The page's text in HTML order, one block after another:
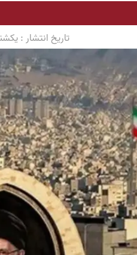
تاریخ انتشار :یکشنبه 1405/